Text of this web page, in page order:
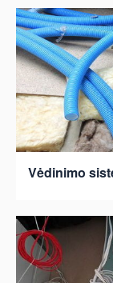
Vėdinimo